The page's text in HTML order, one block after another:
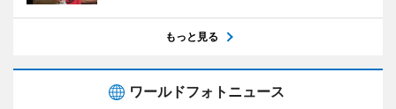
もっと見る
ワールドフォトニュース